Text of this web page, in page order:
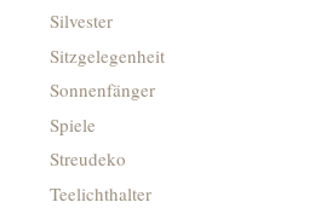
Silvester
Sitzgelegenheit
Sonnenfänger
Spiele
Streudeko
Teelichthalter